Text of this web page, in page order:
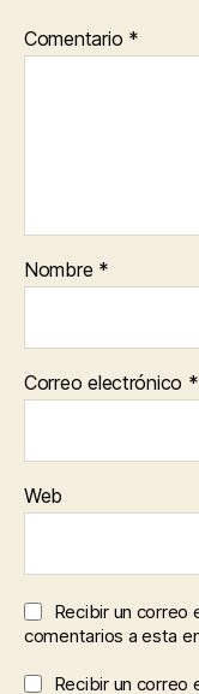
Comentario *
Nombre *
Correo electrónico *
Web
Recibir un correo
comentarios a esta
Recibir un correo